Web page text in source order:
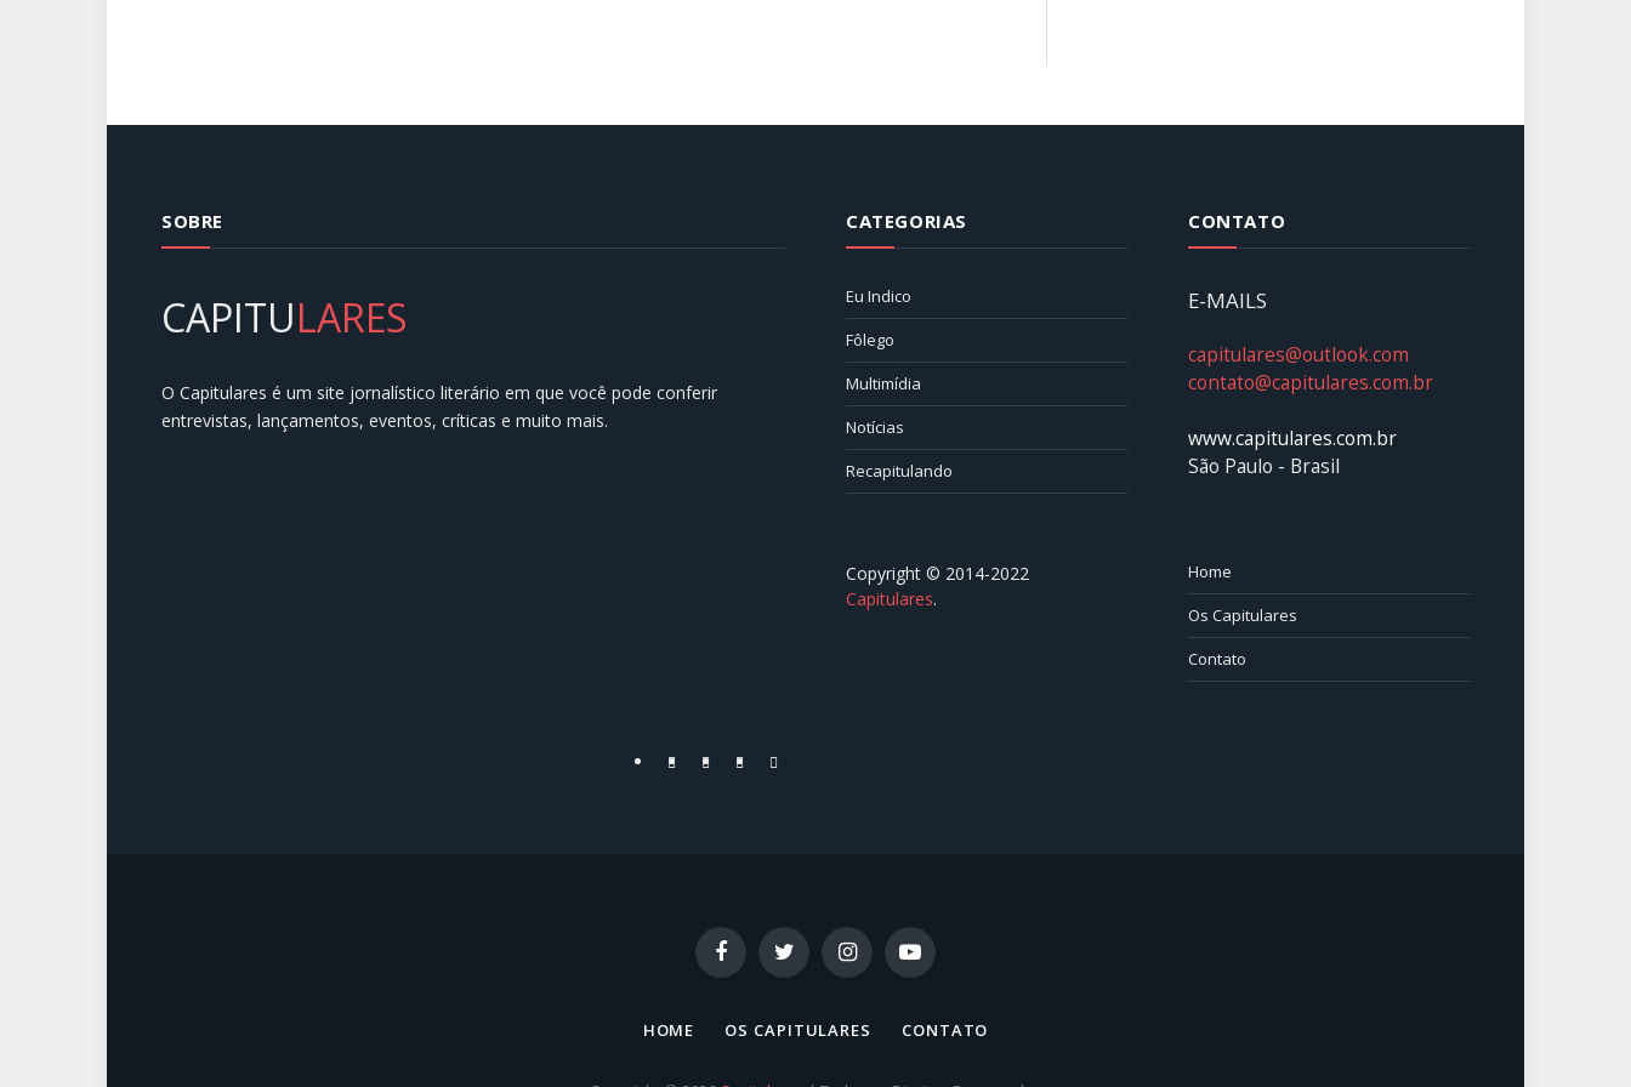
SOBRE
CAPITULARES
O Capitulares é um site jornalístico literário em que você pode conferir
entrevistas, lançamentos, eventos, críticas e muito mais.
CATEGORIAS
Eu Indico
Fôlego
Multimídia
Notícias
Recapitulando
CONTATO
E-MAILS
capitulares@outlook.com
contato@capitulares.com.br
www.capitulares.com.br
São Paulo - Brasil
Copyright © 2014-2022
Capitulares.⠀⠀⠀⠀⠀⠀⠀⠀⠀⠀⠀⠀⠀⠀⠀
Home
Os Capitulares
Contato
FacebookTwitterYouTubeInstagram
FacebookTwitter InstagramYouTube
HOME OS CAPITULARES CONTATO